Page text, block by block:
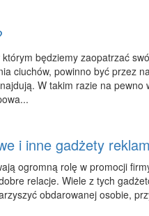
będziemy zaopatrzać
ciuchów, powinno być przez
W takim razie na
i inne gadżety
ogromną rolę w promocji
relacje. Wiele z tych
obdarowanej osobie,